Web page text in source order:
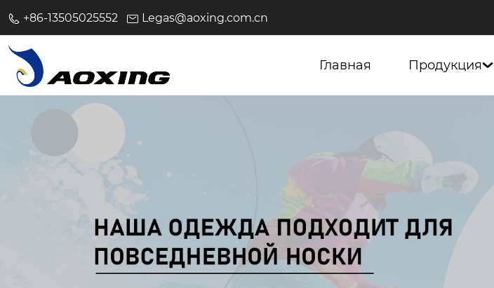
+86-13505025552 Legas@aoxing.com.cn
Главная Продукция